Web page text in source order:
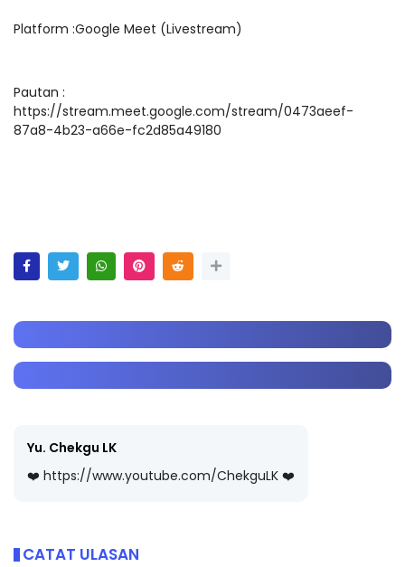
Platform :Google Meet (Livestream)
Pautan :
https://stream.meet.google.com/stream/0473aeef-
87a8-4b23-a66e-fc2d85a49180
Yu. Chekgu LK
❤️ https://www.youtube.com/ChekguLK ❤️
CATAT ULASAN